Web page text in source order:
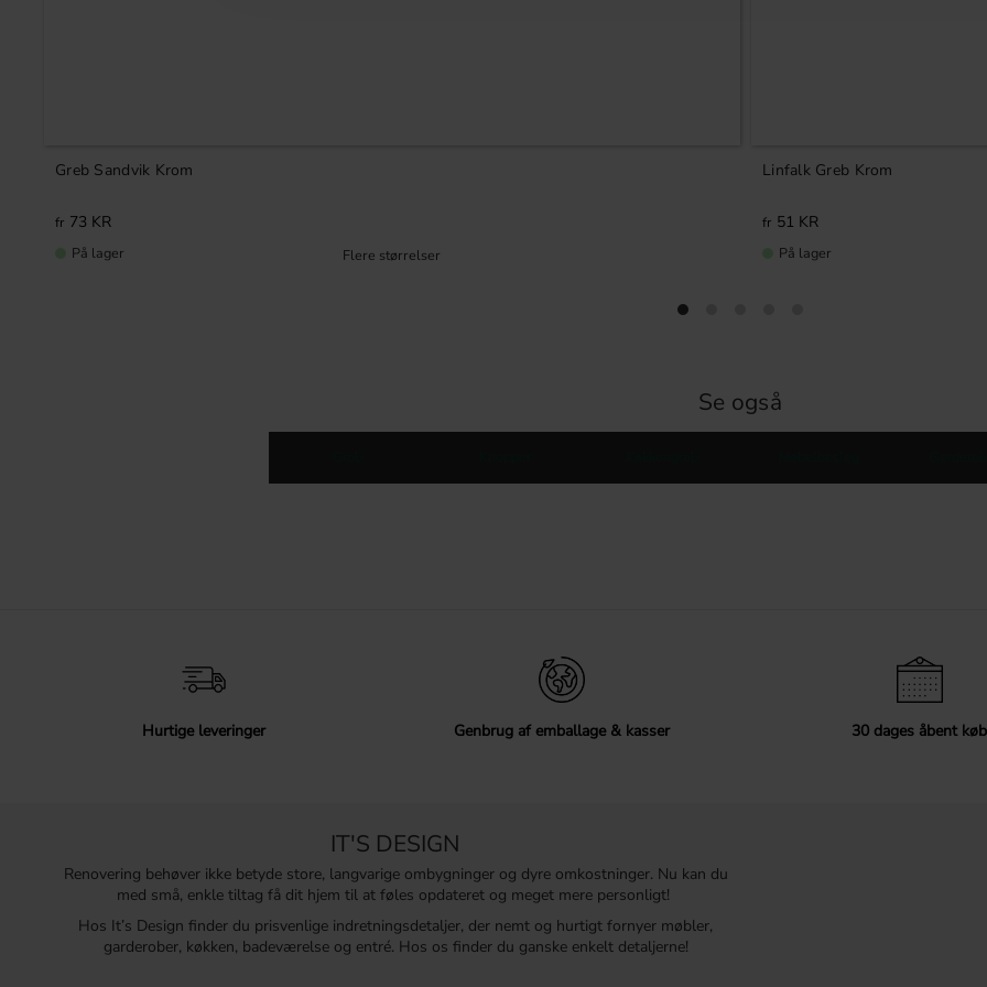
Greb Sandvik Krom
73 KR
På lager
Linfalk Greb Krom
51 KR
På lager
Se også
Hurtige leveringer Genbrug af emballage & kasser 30 dages åbent køb
IT'S DESIGN
Renovering behøver ikke betyde store, langvarige ombygninger og dyre omkostninger. Nu kan du
med små, enkle tiltag få dit hjem til at føles opdateret og meget mere personligt!
Hos It’s Design finder du prisvenlige indretningsdetaljer, der nemt og hurtigt fornyer møbler,
garderober, køkken, badeværelse og entré. Hos os finder du ganske enkelt detaljerne!